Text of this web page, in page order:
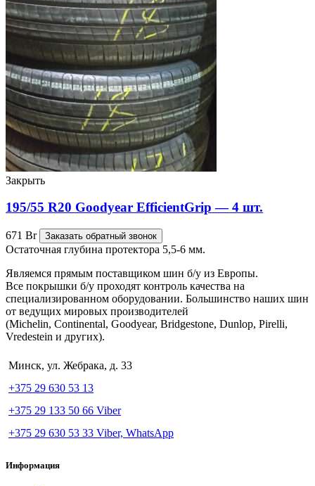
Закрыть
195/55 R20 Goodyear EfficientGrip — 4 шт.
671 Br Заказать обратный звонок
Остаточная глубина протектора 5,5-6 мм.
Являемся прямым поставщиком шин б/у из Европы.
Все покрышки б/у проходят контроль качества на
специализированном оборудовании. Большинство наших шин
от ведущих мировых производителей
(Michelin, Continental, Goodyear, Bridgestone, Dunlop, Pirelli,
Vredestein и других).
Минск, ул. Жебрака, д. 33
+375 29 630 53 13
+375 29 133 50 66 Viber
+375 29 630 53 33 Viber, WhatsApp
Информация